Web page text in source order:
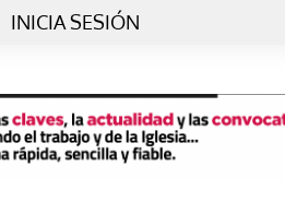
INICIA SESIÓN